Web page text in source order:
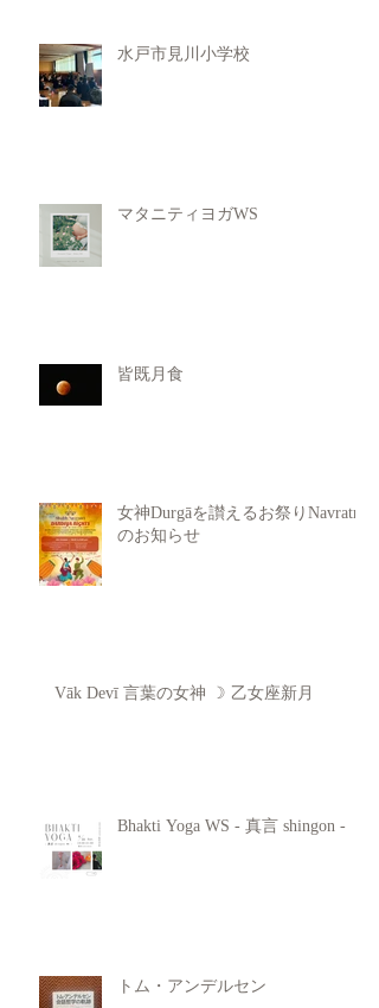
水戸市見川小学校
マタニティヨガWS
皆既月食
女神Durgāを讃えるお祭りNavratri
のお知らせ
Vāk Devī 言葉の女神 ☽ 乙女座新月
Bhakti Yoga WS - 真言 shingon -
トム・アンデルセン